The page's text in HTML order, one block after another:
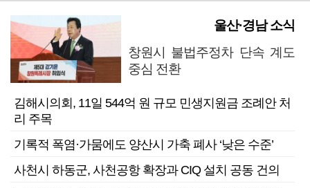
울산·경남 소식
창원시 불법주정차 단속 계도
중심 전환
김해시의회, 11일 544억 원 규모 민생지원금 조례안 처
리 주목
기록적 폭염·가뭄에도 양산시 가축 폐사 ‘낮은 수준’
사천시 하동군, 사천공항 확장과 CIQ 설치 공동 건의